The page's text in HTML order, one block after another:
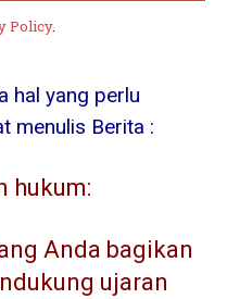
Policy.
hal yang perlu
menulis Berita :
hukum:
Anda bagikan
ujaran